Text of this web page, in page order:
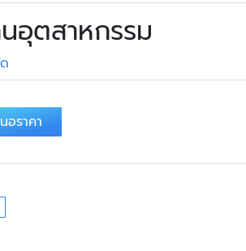
อุตสาหกรรม
อราคา